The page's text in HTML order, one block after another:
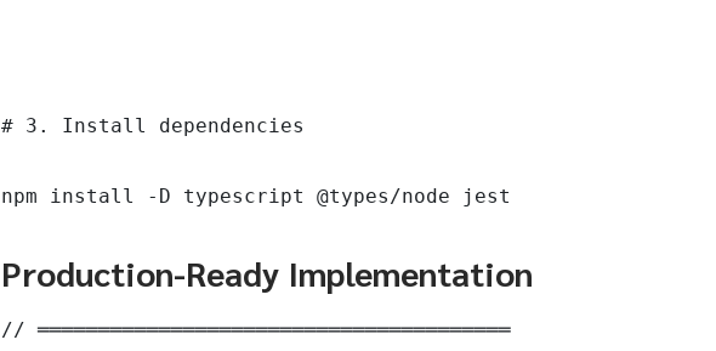
# 3. Install dependencies
npm install -D typescript @types/node jest
Production-Ready Implementation
// ═══════════════════════════════════════